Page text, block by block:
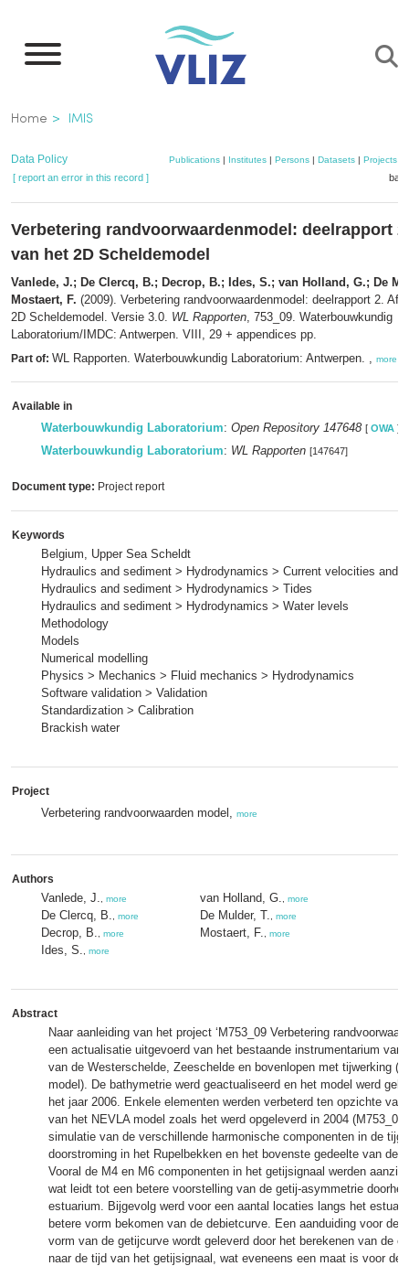
main
Breadcrumb
Home IMIS
Data Policy Publications| Institutes| Persons| Datasets| Projects|
[ report an error in this record ]
Verbetering randvoorwaardenmodel: deelrapport
van het 2D Scheldemodel
Vanlede, J.; De Clercq, B.; Decrop, B.; Ides, S.; van Holland, G.; De
Mostaert, F. (2009). Verbetering randvoorwaardenmodel: deelrapport 2.
2D Scheldemodel. Versie 3.0. WL Rapporten, 753_09. Waterbouwkundig
Laboratorium/IMDC: Antwerpen. VIII, 29 + appendices pp.
Part of: WL Rapporten. Waterbouwkundig Laboratorium: Antwerpen. , more
Available in
Waterbouwkundig Laboratorium: Open Repository 147648 [ OWA ]
Waterbouwkundig Laboratorium: WL Rapporten [147647]
Document type: Project report
Keywords
Belgium, Upper Sea Scheldt
Hydraulics and sediment > Hydrodynamics > Current velocities and
Hydraulics and sediment > Hydrodynamics > Tides
Hydraulics and sediment > Hydrodynamics > Water levels
Methodology
Models
Numerical modelling
Physics > Mechanics > Fluid mechanics > Hydrodynamics
Software validation > Validation
Standardization > Calibration
Brackish water
Project
Verbetering randvoorwaarden model, more
Authors
Vanlede, J. more
De Clercq, B. more
Decrop, B. more
Ides, S. more
van Holland, G. more
De Mulder, T. more
Mostaert, F. more
Abstract
Naar aanleiding van het project ‘M753_09 Verbetering
een actualisatie uitgevoerd van het bestaande instrumentarium van
van de Westerschelde, Zeeschelde en bovenlopen met tijwerking
model). De bathymetrie werd geactualiseerd en het model werd
het jaar 2006. Enkele elementen werden verbeterd ten opzichte
van het NEVLA model zoals het werd opgeleverd in 2004
simulatie van de verschillende harmonische componenten in de
doorstroming in het Rupelbekken en het bovenste gedeelte van de
Vooral de M4 en M6 componenten in het getijsignaal werden
wat leidt tot een betere voorstelling van de getij-asymmetrie
estuarium. Bijgevolg werd voor een aantal locaties langs het
betere vorm bekomen van de debietcurve. Een aanduiding voor
vorm van de getijcurve wordt geleverd door het berekenen van de
naar de tijd van het getijsignaal, wat eveneens een maat is voor de